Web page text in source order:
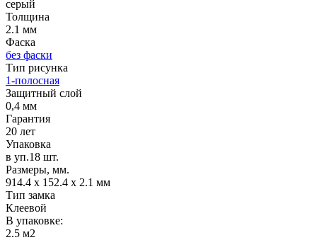
серый
Толщина
2.1 мм
Фаска
без фаски
Тип рисунка
1-полосная
Защитный слой
0,4 мм
Гарантия
20 лет
Упаковка
в уп.18 шт.
Размеры, мм.
914.4 х 152.4 х 2.1 мм
Тип замка
Клеевой
В упаковке:
2.5 м2